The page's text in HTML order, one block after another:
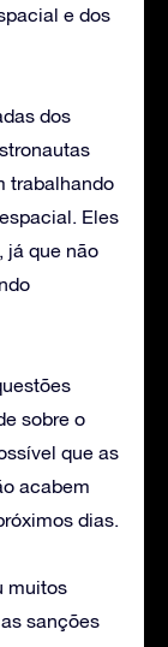
e dos
dos
trabalhando
Eles
já que não
sobre o
que as
acabem
dias.
muitos
sanções